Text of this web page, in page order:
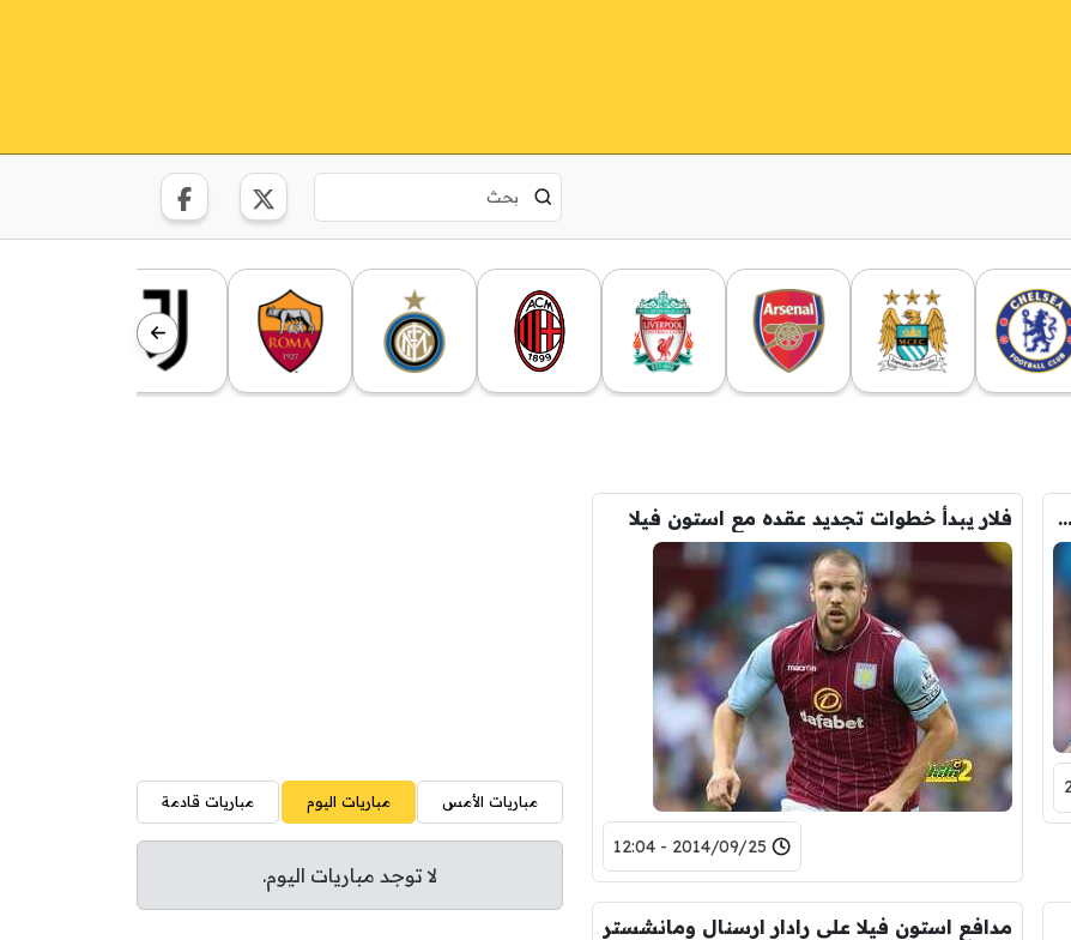
مانشستر يونايتد يصرعلي ضم مدافع استون فيلا فلار يبدأ خطوات تجديد عقده مع استون فيلا
2014/09/25 - 12:04
مدافع استون فيلا على رادار ارسنال ومانشستر
مباريات الأمس مباريات اليوم مباريات قادمة
لا توجد مباريات اليوم.